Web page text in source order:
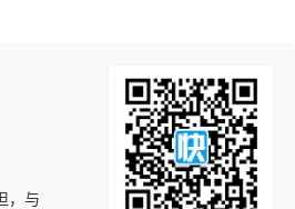
，与